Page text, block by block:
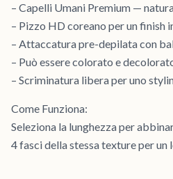
– Capelli Umani Premium —
– Pizzo HD coreano per un finish
– Attaccatura pre-depilata con
– Può essere colorato e
– Scriminatura libera per uno
Come Funziona:
Seleziona la lunghezza per
4 fasci della stessa texture per un